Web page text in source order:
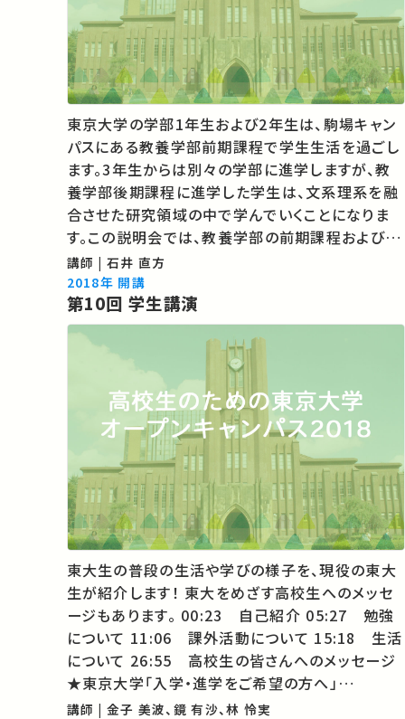
東京大学の学部1年生および2年生は、駒場キャン
パスにある教養学部前期課程で学生生活を過ごし
ます。3年生からは別々の学部に進学しますが、教
養学部後期課程に進学した学生は、文系理系を融
合させた研究領域の中で学んでいくことになりま
す。この説明会では、教養学部の前期課程および後
期課程での学びについてご紹介します。 01:39 駒
場キャンパスについて 06:21 教養学部の教育理
念 11:51 リベラルアーツとは何…
講師 | 石井 直方
2018年 開講
第10回 学生講演
東大生の普段の生活や学びの様子を、現役の東大
生が紹介します！ 東大をめざす高校生へのメッセ
ージもあります。 00:23 自己紹介 05:27 勉強
について 11:06 課外活動について 15:18 生活
について 26:55 高校生の皆さんへのメッセージ
★東京大学「入学・進学をご希望の方へ」
http://www.u-
講師 | 金子 美波、鏡 有沙、林 怜実